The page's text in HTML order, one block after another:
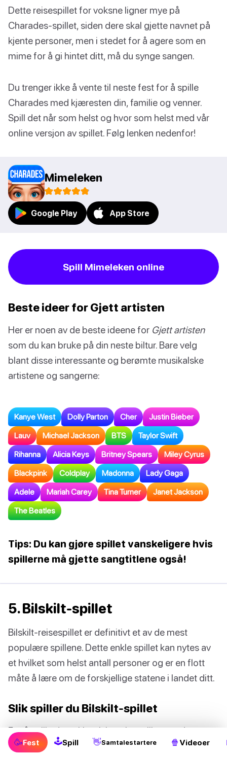
Dette reisespillet for voksne ligner mye på
Charades-spillet, siden dere skal gjette navnet på
kjente personer, men i stedet for å agere som en
mime for å gi hintet ditt, må du synge sangen.
Du trenger ikke å vente til neste fest for å spille
Charades med kjæresten din, familie og venner.
Spill det når som helst og hvor som helst med vår
online versjon av spillet. Følg lenken nedenfor!
Mimeleken
Google Play App Store
Spill Mimeleken online
Beste ideer for Gjett artisten
Her er noen av de beste ideene for Gjett artisten
som du kan bruke på din neste biltur. Bare velg
blant disse interessante og berømte musikalske
artistene og sangerne:
Kanye West Dolly Parton Cher Justin Bieber
Lauv Michael Jackson BTS Taylor Swift
Rihanna Alicia Keys Britney Spears Miley Cyrus
Blackpink Coldplay Madonna Lady Gaga
Adele Mariah Carey Tina Turner Janet Jackson
The Beatles
Tips: Du kan gjøre spillet vanskeligere hvis
spillerne må gjette sangtitlene også!
5. Bilskilt-spillet
Bilskilt-reisespillet er definitivt et av de mest
populære spillene. Dette enkle spillet kan nytes av
et hvilket som helst antall personer og er en flott
måte å lære om de forskjellige statene i landet ditt.
Slik spiller du Bilskilt-spillet
For å spille dette klassiske reisespillet, ser du rett
og slett på bilskiltene til bilene som kjører rundt deg
🥳Fest 🕹Spill 👋Samtalestartere 🍿 Videoer